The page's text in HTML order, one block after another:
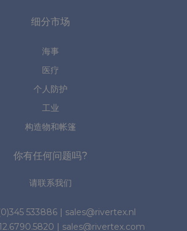
细分市场
海事
医疗
个人防护
工业
构造物和帐篷
你有任何问题吗?
请联系我们
533886| sales@rivertex.nl
| sales@rivertex.com